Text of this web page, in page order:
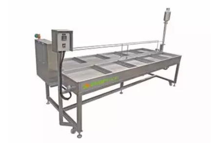
AUTOMATISCHE TOFU-
SOJAMELKMACHINES
MET DE HOOGSTE
PRIORITEIT VOOR
VOEDSELVEILIGHEID.